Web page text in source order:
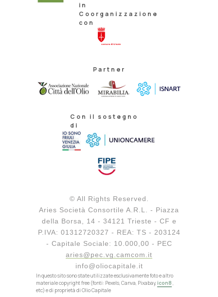
© All Rights Reserved.
Aries Società Consortile A.R.L. - Piazza
della Borsa, 14 - 34121 Trieste - CF e
P.IVA: 01312720327 - REA: TS - 203124
- Capitale Sociale: 10.000,00 - PEC
aries@pec.vg.camcom.it
info@oliocapitale.it
In questo sito sono state utilizzate esclusivamente foto e altro
materiale copyright free (fonti: Pexels, Canva, Pixabay, icon8 ,
etc) e di proprietà di Olio Capitale
in
Coorganizzazione
con
Partner
Con il sostegno
di